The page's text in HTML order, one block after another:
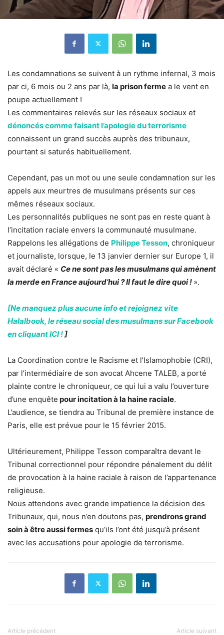
Les condamnations se suivent à un rythme infernal, 3 mois
par ci, 6 mois ou 2 ans par là, la prison ferme a le vent en
poupe actuellement !
Les commentaires relevés sur les réseaux sociaux et
dénoncés comme faisant l’apologie du terrorisme
connaissent un grand succès auprès des tribunaux,
pourtant si saturés habituellement.
Cependant, pas un mot ou une seule condamnation sur les
appels aux meurtres de musulmans présents sur ces
mêmes réseaux sociaux.
Les personnalités publiques ne sont pas en reste quant à
l’incitation raciale envers la communauté musulmane.
Rappelons les allégations de Philippe Tesson, chroniqueur
et journaliste, lorsque, le 13 janvier dernier sur Europe 1, il
avait déclaré « Ce ne sont pas les musulmans qui amènent
la merde en France aujourd’hui ? Il faut le dire quoi ! ».
[Ne manquez plus aucune info et rejoignez vite
Halalbook, le réseau social des musulmans sur Facebook
en cliquant ICI !]
La Coordination contre le Racisme et l’Islamophobie (CRI),
par l’intermédiaire de son avocat Ahcene TALEB, a porté
plainte contre le chroniqueur, ce qui lui a valu l’ouverture
d’une enquête pour incitation à la haine raciale.
L’audience, se tiendra au Tribunal de première instance de
Paris, elle est prévue pour le 15 février 2015.
Ultérieurement, Philippe Tesson comparaîtra devant le
Tribunal correctionnel pour répondre pénalement du délit
de provocation à la haine raciale à raison de l’appartenance
religieuse.
Nous attendons avec grande impatience la décision des
Tribunaux, qui, nous n’en doutons pas, prendrons grand
soin à être aussi fermes qu’ils l’ont été jusqu’à présent
avec les accusations pour apologie de terrorisme.
Article précédent Article suivant